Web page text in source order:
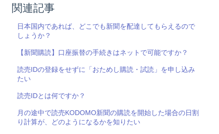
関連記事
日本国内であれば、どこでも新聞を配達してもらえるので
しょうか？
【新聞購読】口座振替の手続きはネットで可能ですか？
読売IDの登録をせずに「おためし購読・試読」を申し込み
たい
読売IDとは何ですか？
月の途中で読売KODOMO新聞の購読を開始した場合の日割
り計算が、どのようになるかを知りたい